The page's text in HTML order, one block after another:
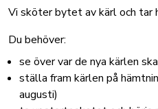
Vi sköter bytet av kärl och tar
Du behöver:
se över var de nya kärlen
ställa fram kärlen på
augusti)